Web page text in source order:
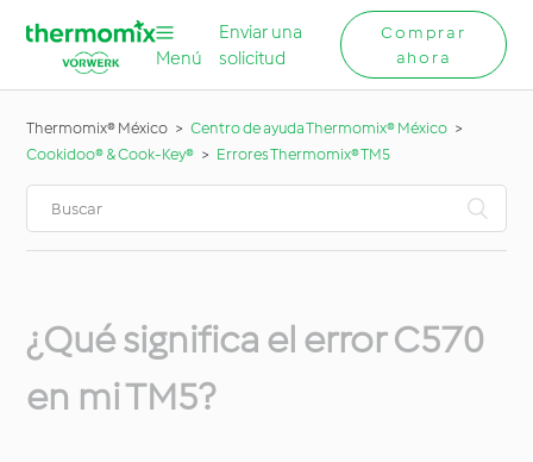
Menú
Enviar una
solicitud
Comprar
ahora
Thermomix® México
Centro de ayuda Thermomix® México
Cookidoo® & Cook-Key®
Errores Thermomix® TM5
¿Qué significa el error C570
en mi TM5?